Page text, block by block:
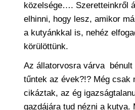
közelsége…. Szeretteinkről
elhinni, hogy lesz, amikor
a kutyánkkal is, nehéz
körülöttünk.
Az állatorvosra várva bénult
tűntek az évek?!? Még csak
cikáztak, az ég
gazdájára tud nézni a kutya.